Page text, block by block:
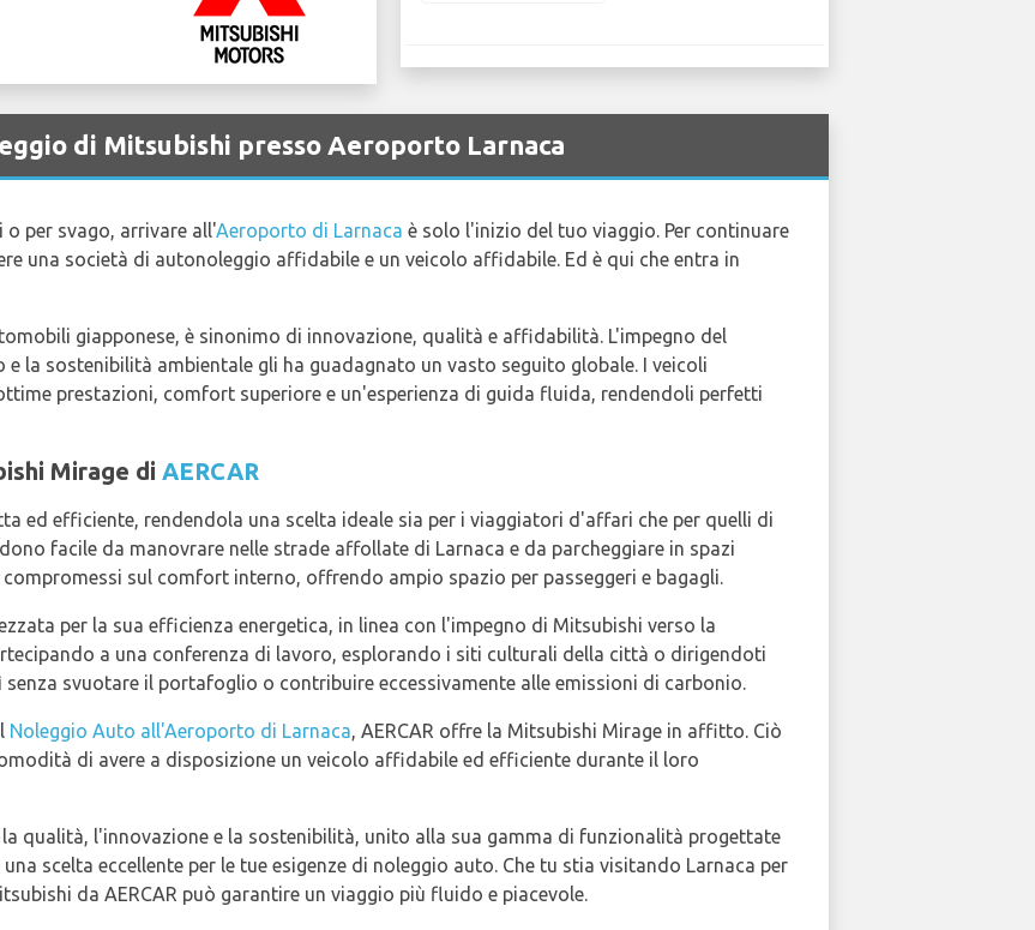
di Mitsubishi presso Aeroporto Larnaca
per svago, arrivare all'Aeroporto di Larnaca è solo l'inizio del tuo viaggio. Per continuare
una società di autonoleggio affidabile e un veicolo affidabile. Ed è qui che entra in
giapponese, è sinonimo di innovazione, qualità e affidabilità. L'impegno del
la sostenibilità ambientale gli ha guadagnato un vasto seguito globale. I veicoli
prestazioni, comfort superiore e un'esperienza di guida fluida, rendendoli perfetti
Mirage di AERCAR
ed efficiente, rendendola una scelta ideale sia per i viaggiatori d'affari che per quelli di
facile da manovrare nelle strade affollate di Larnaca e da parcheggiare in spazi
sul comfort interno, offrendo ampio spazio per passeggeri e bagagli.
per la sua efficienza energetica, in linea con l'impegno di Mitsubishi verso la
a una conferenza di lavoro, esplorando i siti culturali della città o dirigendoti
svuotare il portafoglio o contribuire eccessivamente alle emissioni di carbonio.
Noleggio Auto all'Aeroporto di Larnaca, AERCAR offre la Mitsubishi Mirage in affitto. Ciò
di avere a disposizione un veicolo affidabile ed efficiente durante il loro
qualità, l'innovazione e la sostenibilità, unito alla sua gamma di funzionalità progettate
scelta eccellente per le tue esigenze di noleggio auto. Che tu stia visitando Larnaca per
da AERCAR può garantire un viaggio più fluido e piacevole.